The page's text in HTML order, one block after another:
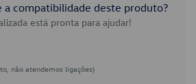
a compatibilidade deste produto?
está pronta para ajudar!
não atendemos ligações)